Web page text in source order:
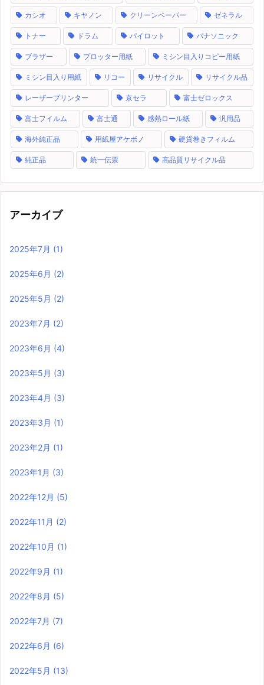
カシオ キヤノン クリーンペーパー ゼネラル
トナー ドラム パイロット パナソニック
ブラザー プロッター用紙 ミシン目入りコピー用紙
ミシン目入り用紙 リコー リサイクル リサイクル品
レーザープリンター 京セラ 富士ゼロックス
富士フイルム 富士通 感熱ロール紙 汎用品
海外純正品 用紙屋アケボノ 硬貨巻きフィルム
純正品 統一伝票 高品質リサイクル品
アーカイブ
2025年7月 (1)
2025年6月 (2)
2025年5月 (2)
2023年7月 (2)
2023年6月 (4)
2023年5月 (3)
2023年4月 (3)
2023年3月 (1)
2023年2月 (1)
2023年1月 (3)
2022年12月 (5)
2022年11月 (2)
2022年10月 (1)
2022年9月 (1)
2022年8月 (5)
2022年7月 (7)
2022年6月 (6)
2022年5月 (13)